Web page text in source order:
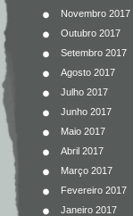
Novembro 2017
Outubro 2017
Setembro 2017
Agosto 2017
Julho 2017
Junho 2017
Maio 2017
Abril 2017
Março 2017
Fevereiro 2017
Janeiro 2017